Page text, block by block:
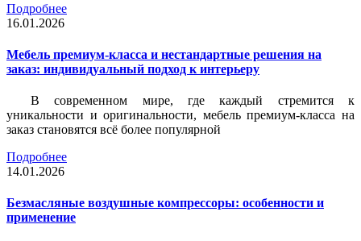
Подробнее
16.01.2026
Мебель премиум-класса и нестандартные решения на
заказ: индивидуальный подход к интерьеру
В современном мире, где каждый стремится к
уникальности и оригинальности, мебель премиум-класса на
заказ становятся всё более популярной
Подробнее
14.01.2026
Безмасляные воздушные компрессоры: особенности и
применение